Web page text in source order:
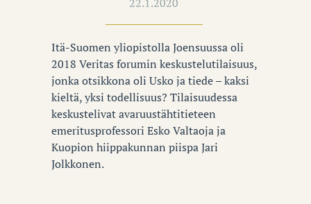
Itä-Suomen yliopistolla Joensuussa oli
2018 Veritas forumin keskustelutilaisuus,
jonka otsikkona oli Usko ja tiede – kaksi
kieltä, yksi todellisuus? Tilaisuudessa
keskustelivat avaruustähtitieteen
emeritusprofessori Esko Valtaoja ja
Kuopion hiippakunnan piispa Jari
Jolkkonen.